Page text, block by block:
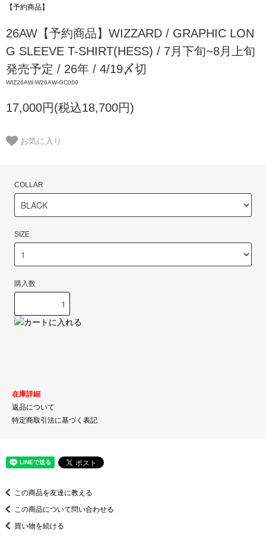
【予約商品】
26AW【予約商品】WIZZARD / GRAPHIC LON
G SLEEVE T-SHIRT(HESS) / 7月下旬~8月上旬
発売予定 / 26年 / 4/19〆切
WIZ26AW-W26AW-GC060
17,000円(税込18,700円)
お気に入り
COLLAR
SIZE
購入数
在庫詳細
返品について
特定商取引法に基づく表記
この商品を友達に教える
この商品について問い合わせる
買い物を続ける